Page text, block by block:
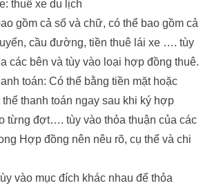
thuê xe du lịch
gồm cả số và chữ, có thể bao gồm cả
cầu đường, tiền thuê lái xe …. tùy
các bên và tùy vào loại hợp đồng thuê.
toán: Có thể bằng tiền mặt hoặc
thanh toán ngay sau khi ký hợp
từng đợt…. tùy vào thỏa thuận của các
Hợp đồng nên nêu rõ, cụ thể và chi
vào mục đích khác nhau để thỏa